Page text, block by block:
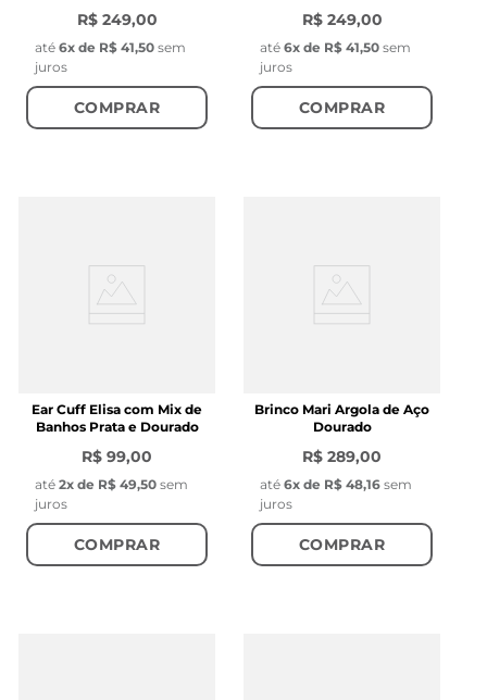
R$ 249,00
até 6x de R$ 41,50 sem
juros
COMPRAR
R$ 249,00
até 6x de R$ 41,50 sem
juros
COMPRAR
Ear Cuff Elisa com Mix de
Banhos Prata e Dourado
R$ 99,00
até 2x de R$ 49,50 sem
juros
COMPRAR
Brinco Mari Argola de Aço
Dourado
R$ 289,00
até 6x de R$ 48,16 sem
juros
COMPRAR